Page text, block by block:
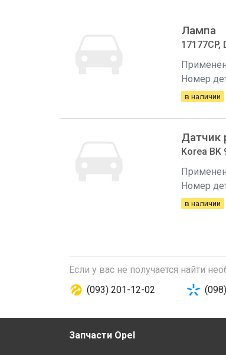
Лампа
17177CP,
Номер
в наличии
Датчик
Korea BK
Номер
в наличии
Если у вас не получается найти
(093) 201-12-02
Запчасти Opel